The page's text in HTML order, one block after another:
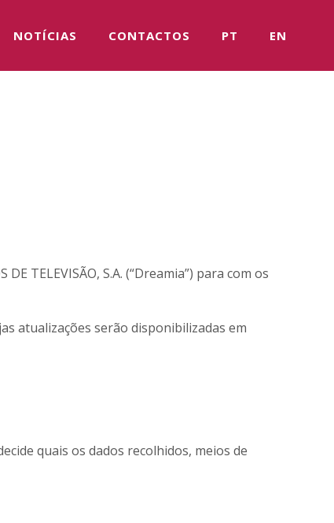
NOTÍCIAS CONTACTOS PT EN
TELEVISÃO, S.A. (“Dreamia”) para com os
atualizações serão disponibilizadas em
quais os dados recolhidos, meios de